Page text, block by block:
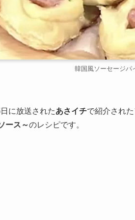
韓国風ソーセージパ
に放送されたあさイチで紹介された
ース～のレシピです。